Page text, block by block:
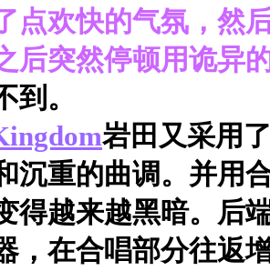
点欢快的气氛，然
后突然停顿用诡异
到。
岩田又采用
沉重的曲调。并用
得越来越黑暗。后
，在合唱部分往返